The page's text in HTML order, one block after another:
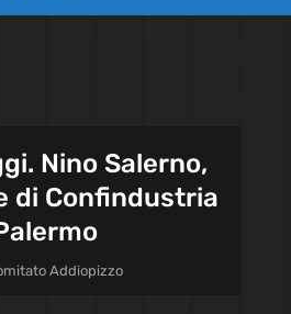
Nino Salerno,
di Confindustria
Addiopizzo